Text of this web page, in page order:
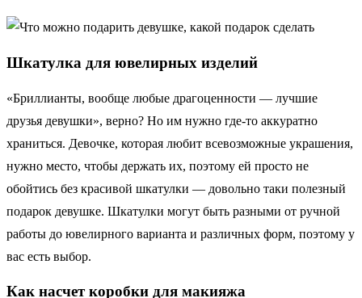
Шкатулка для ювелирных изделий
«Бриллианты, вообще любые драгоценности — лучшие
друзья девушки», верно? Но им нужно где-то аккуратно
храниться. Девочке, которая любит всевозможные украшения,
нужно место, чтобы держать их, поэтому ей просто не
обойтись без красивой шкатулки — довольно таки полезный
подарок девушке. Шкатулки могут быть разными от ручной
работы до ювелирного варианта и различных форм, поэтому у
вас есть выбор.
Как насчет коробки для макияжа